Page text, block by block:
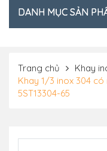
DANH MỤC SẢN
Trang chủ
Khay
Khay 1/3 inox 304
5ST13304-65